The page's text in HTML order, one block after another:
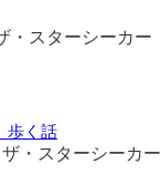
・スターシーカー
歩く話
・スターシーカー